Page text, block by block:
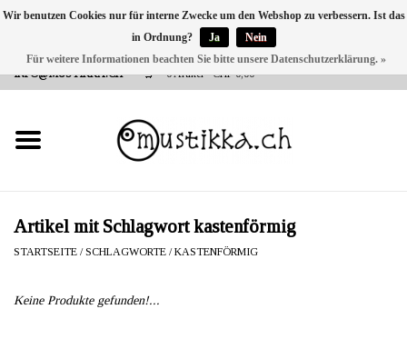
VERSANDKOSTEN 0 CHF INNERHALB CH | INT. VERSAND ÜBER
INFO@MUSTIKKA.CH
0 Artikel - CHF 0,00
NEU BEI UNS
SHOP - A PIECE OF
FINLAND FOR YOU
Artikel mit Schlagwort kastenförmig
STARTSEITE /SCHLAGWORTE /KASTENFÖRMIG
Keine Produkte gefunden!...
Wir benutzen Cookies nur für interne Zwecke um den Webshop zu verbessern. Ist das
in Ordnung?
Ja
Nein
Für weitere Informationen beachten Sie bitte unsere Datenschutzerklärung. »